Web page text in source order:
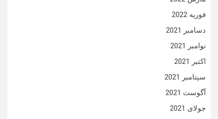
فوریه 2022
دسامبر 2021
نوامبر 2021
اکتبر 2021
سپتامبر 2021
آگوست 2021
جولای 2021